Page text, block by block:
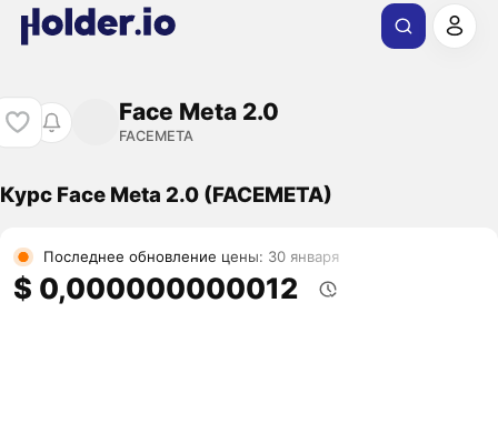
Face Meta 2.0
FACEMETA
Курс Face Meta 2.0 (FACEMETA)
Последнее обновление цены: 30 января
$ 0,000000000012